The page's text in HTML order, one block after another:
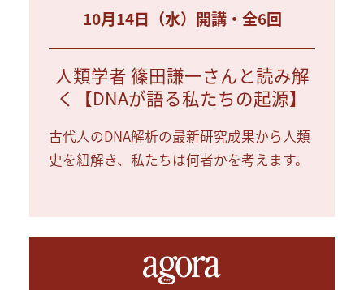
10月14日（水）開講・全6回
人類学者 篠田謙一さんと読み解
く【DNAが語る私たちの起源】
古代人のDNA解析の最新研究成果から人類
史を紐解き、私たちは何者かを考えます。